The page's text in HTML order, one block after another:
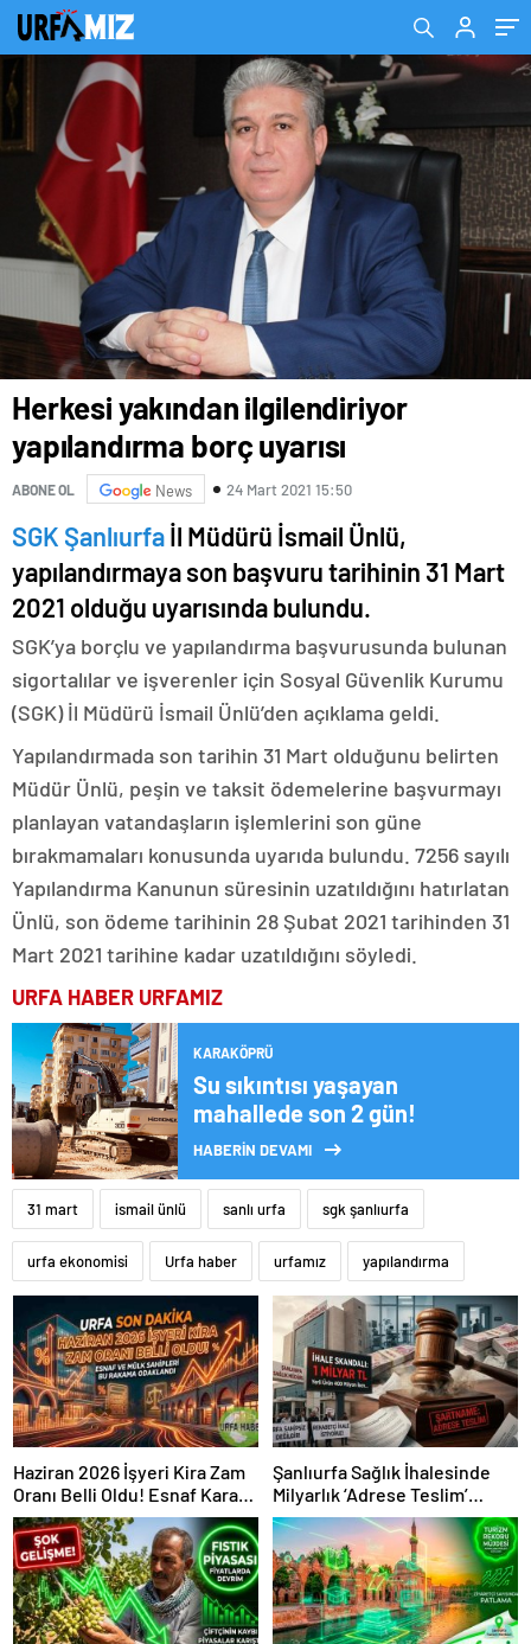
Herkesi yakından ilgilendiriyor
yapılandırma borç uyarısı
ABONE OL News 24 Mart 2021 15:50
SGK Şanlıurfaİl Müdürü İsmail Ünlü,
yapılandırmaya son başvuru tarihinin 31 Mart
2021 olduğu uyarısında bulundu.
SGK’ya borçlu ve yapılandırma başvurusunda bulunan
sigortalılar ve işverenler için Sosyal Güvenlik Kurumu
(SGK) İl Müdürü İsmail Ünlü’den açıklama geldi.
Yapılandırmada son tarihin 31 Mart olduğunu belirten
Müdür Ünlü, peşin ve taksit ödemelerine başvurmayı
planlayan vatandaşların işlemlerini son güne
bırakmamaları konusunda uyarıda bulundu. 7256 sayılı
Yapılandırma Kanunun süresinin uzatıldığını hatırlatan
Ünlü, son ödeme tarihinin 28 Şubat 2021 tarihinden 31
Mart 2021 tarihine kadar uzatıldığını söyledi.
URFA HABER URFAMIZ
KARAKÖPRÜ
Su sıkıntısı yaşayan
mahallede son 2 gün!
HABERİN DEVAMI
31 mart ismail ünlü sanlı urfa sgk şanlıurfa
urfa ekonomisi Urfa haber urfamız yapılandırma
Haziran 2026 İşyeri Kira Zam
Oranı Belli Oldu! Esnaf Kara
Kara Düşünüyor
Şanlıurfa Sağlık İhalesinde
Milyarlık ‘Adrese Teslim’
Skandalı İddiası!